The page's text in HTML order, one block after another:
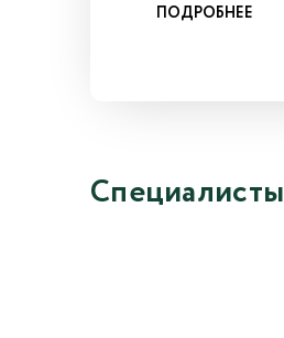
ПОДРОБНЕЕ
Специалисты